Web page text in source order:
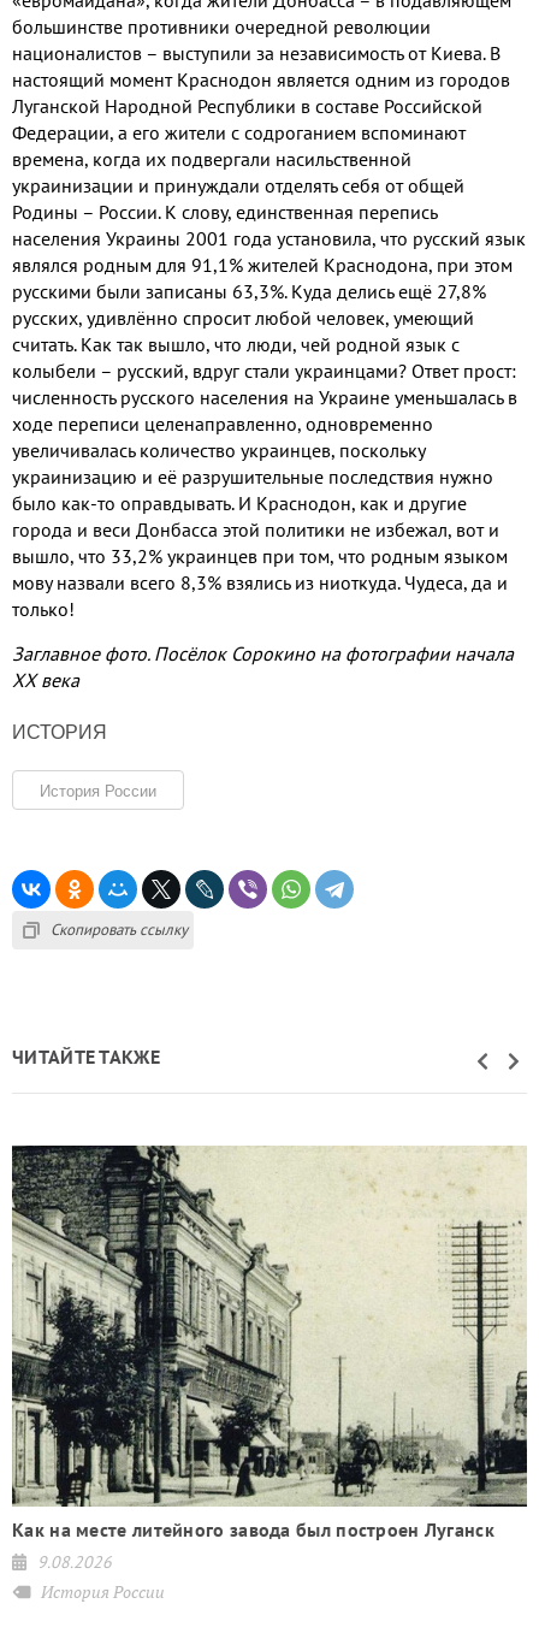
большинстве противники очередной революции
националистов – выступили за независимость от Киева. В
настоящий момент Краснодон является одним из городов
Луганской Народной Республики в составе Российской
Федерации, а его жители с содроганием вспоминают
времена, когда их подвергали насильственной
украинизации и принуждали отделять себя от общей
Родины – России. К слову, единственная перепись
населения Украины 2001 года установила, что русский язык
являлся родным для 91,1% жителей Краснодона, при этом
русскими были записаны 63,3%. Куда делись ещё 27,8%
русских, удивлённо спросит любой человек, умеющий
считать. Как так вышло, что люди, чей родной язык с
колыбели – русский, вдруг стали украинцами? Ответ прост:
численность русского населения на Украине уменьшалась в
ходе переписи целенаправленно, одновременно
увеличивалась количество украинцев, поскольку
украинизацию и её разрушительные последствия нужно
было как-то оправдывать. И Краснодон, как и другие
города и веси Донбасса этой политики не избежал, вот и
вышло, что 33,2% украинцев при том, что родным языком
мову назвали всего 8,3% взялись из ниоткуда. Чудеса, да и
только!
Заглавное фото. Посёлок Сорокино на фотографии начала
XX века
ИСТОРИЯ
История России
Скопировать ссылку
ЧИТАЙТЕ ТАКЖЕ
Как на месте литейного завода был построен Луганск
9.08.2026
История России